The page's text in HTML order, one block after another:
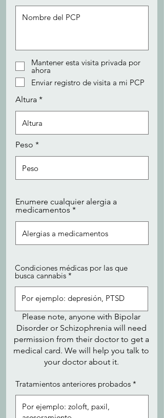
Mantener esta visita privada por
ahora
Enviar registro de visita a mi PCP
Altura
Peso
Enumere cualquier alergia a
medicamentos
Condiciones médicas por las que
busca cannabis
Please note, anyone with Bipolar
Disorder or Schizophrenia will need
permission from their doctor to get a
medical card. We will help you talk to
your doctor about it.
Tratamientos anteriores probados